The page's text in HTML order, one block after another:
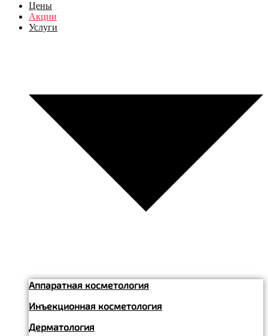
Цены
Акции
Услуги
Аппаратная косметология
Инъекционная косметология
Дерматология